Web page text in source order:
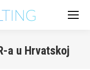
a u Hrvatskoj